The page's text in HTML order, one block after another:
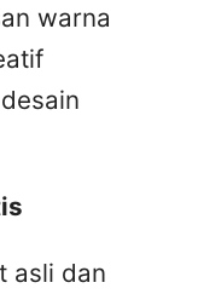
warna
asli dan